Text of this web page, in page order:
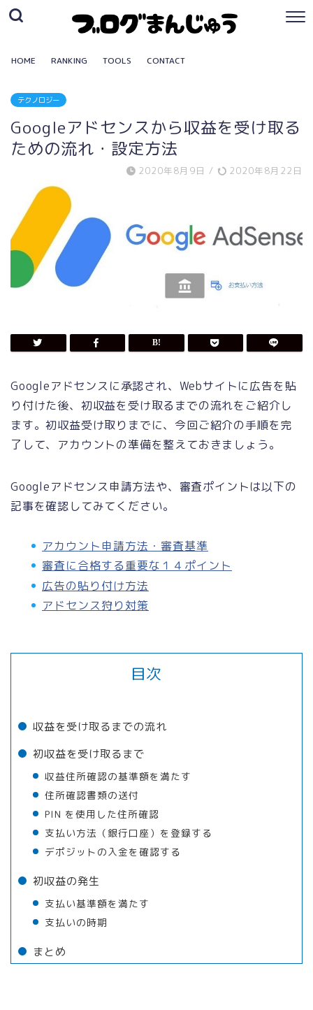
HOME RANKING TOOLS CONTACT
テクノロジー
Googleアドセンスから収益を受け取る
ための流れ・設定方法
2020年8月9日 / 2020年8月22日
Googleアドセンスに承認され、Webサイトに広告を貼
り付けた後、初収益を受け取るまでの流れをご紹介し
ます。初収益受け取りまでに、今回ご紹介の手順を完
了して、アカウントの準備を整えておきましょう。
Googleアドセンス申請方法や、審査ポイントは以下の
記事を確認してみてください。
アカウント申請方法・審査基準
審査に合格する重要な１４ポイント
広告の貼り付け方法
アドセンス狩り対策
目次
収益を受け取るまでの流れ
初収益を受け取るまで
収益住所確認の基準額を満たす
住所確認書類の送付
PIN を使用した住所確認
支払い方法（銀行口座）を登録する
デポジットの入金を確認する
初収益の発生
支払い基準額を満たす
支払いの時期
まとめ